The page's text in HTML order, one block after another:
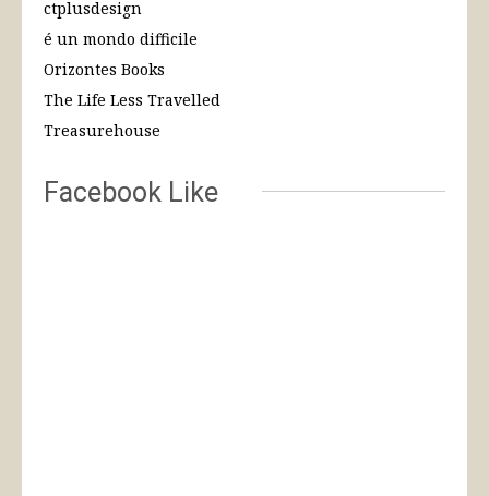
ctplusdesign
é un mondo difficile
Orizontes Books
The Life Less Travelled
Treasurehouse
Facebook Like